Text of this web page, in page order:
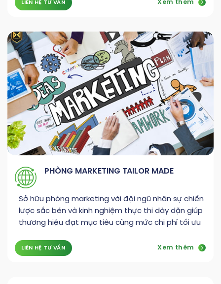
LIÊN HỆ TƯ VẤN Xem thêm
PHÒNG MARKETING TAILOR MADE
Sở hữu phòng marketing với đội ngũ nhân sự chiến
lược sắc bén và kinh nghiệm thực thi dày dặn giúp
thương hiệu đạt mục tiêu cùng mức chi phí tối ưu
LIÊN HỆ TƯ VẤN Xem thêm